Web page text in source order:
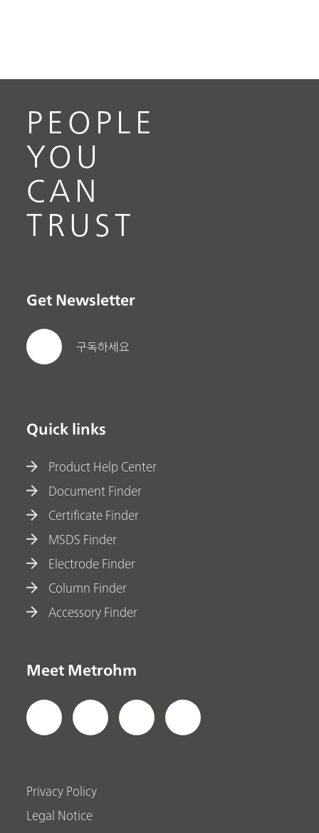
PEOPLE
YOU
CAN
TRUST
Get Newsletter
구독하세요
Quick links
Product Help Center
Document Finder
Certificate Finder
MSDS Finder
Electrode Finder
Column Finder
Accessory Finder
Meet Metrohm
Privacy Policy
Legal Notice